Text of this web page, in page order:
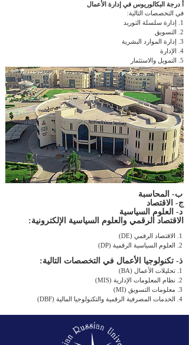
أ درجة البكالوريوس في إدارة الأعمال
في التخصصات التالية:
1. إدارة سلسلة التوريد
2. التسويق
3. إدارة الموارد البشرية
4. الإدارة
5. التمويل والاستثمار
ب- المحاسبة
ج- الاقتصاد
د- العلوم السياسية
الاقتصاد الرقمي والعلوم السياسية الإلكترونية:
1. الاقتصاد الرقمي (DE)
2. العلوم السياسية الرقمية (DP)
ذ- تكنولوجيا الأعمال في التخصصات التالية:
1. تحليلات الأعمال (BA)
2. نظام المعلومات الإدارية (MIS)
3. معلومات التسويق (MI)
4. الخدمات المصرفية الرقمية والتكنولوجيا المالية (DBF)